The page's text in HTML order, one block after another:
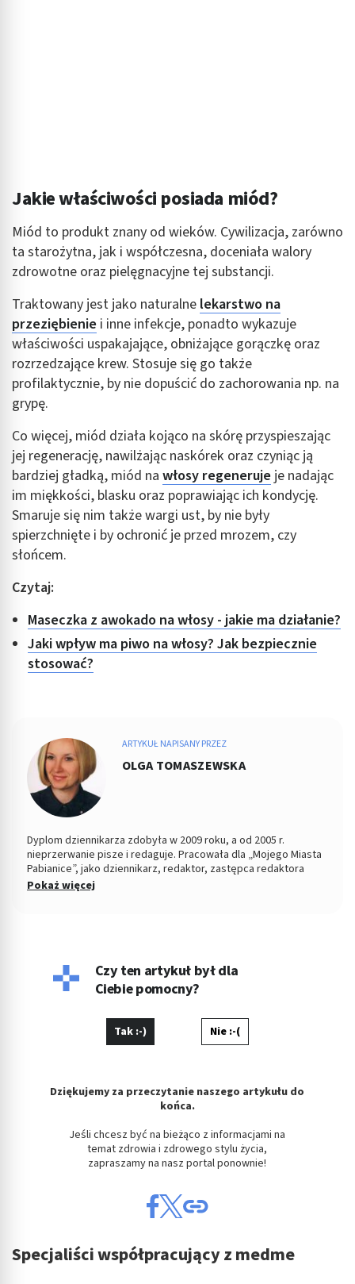
Jakie właściwości posiada miód?
Miód to produkt znany od wieków. Cywilizacja, zarówno
ta starożytna, jak i współczesna, doceniała walory
zdrowotne oraz pielęgnacyjne tej substancji.
Traktowany jest jako naturalne lekarstwo na
przeziębienie i inne infekcje, ponadto wykazuje
właściwości uspakajające, obniżające gorączkę oraz
rozrzedzające krew. Stosuje się go także
profilaktycznie, by nie dopuścić do zachorowania np. na
grypę.
Co więcej, miód działa kojąco na skórę przyspieszając
jej regenerację, nawilżając naskórek oraz czyniąc ją
bardziej gładką, miód na włosy regeneruje je nadając
im miękkości, blasku oraz poprawiając ich kondycję.
Smaruje się nim także wargi ust, by nie były
spierzchnięte i by ochronić je przed mrozem, czy
słońcem.
Czytaj:
Maseczka z awokado na włosy - jakie ma działanie?
Jaki wpływ ma piwo na włosy? Jak bezpiecznie
stosować?
ARTYKUŁ NAPISANY PRZEZ
OLGA TOMASZEWSKA
Dyplom dziennikarza zdobyła w 2009 roku, a od 2005 r.
nieprzerwanie pisze i redaguje. Pracowała dla „Mojego Miasta
Pabianice”, jako dziennikarz, redaktor, zastępca redaktora
naczelnego i PR-owiec, współpracowała z „Nowym Życiem
Pokaż więcej
Czy ten artykuł był dla
Ciebie pomocny?
Tak :-) Nie :-(
Dziękujemy za przeczytanie naszego artykułu do
końca.
Jeśli chcesz być na bieżąco z informacjami na
temat zdrowia i zdrowego stylu życia,
zapraszamy na nasz portal ponownie!
Specjaliści współpracujący z medme